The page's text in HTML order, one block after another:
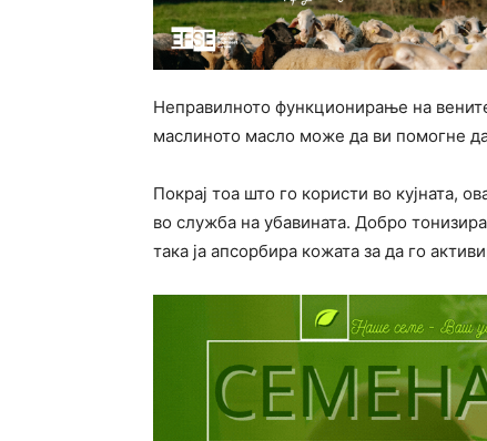
Неправилното функционирање на
маслиното масло може да ви помогне
Покрај тоа што го користи во кујната,
во служба на убавината. Добро
така ја апсорбира кожата за да го